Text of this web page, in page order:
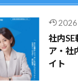
社内
ア・社
イト